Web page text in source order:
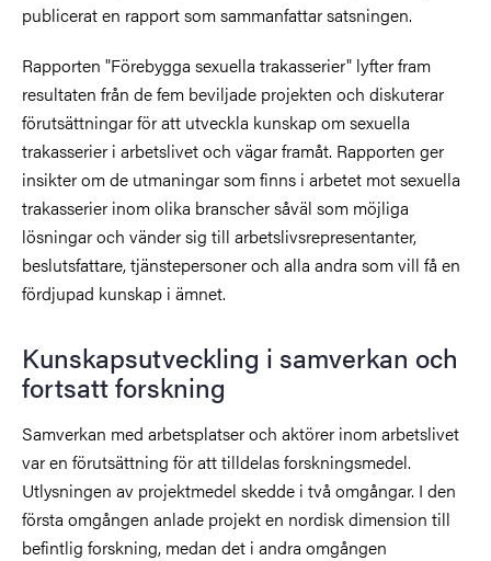
publicerat en rapport som sammanfattar satsningen.
Rapporten "Förebygga sexuella trakasserier" lyfter fram
resultaten från de fem beviljade projekten och diskuterar
förutsättningar för att utveckla kunskap om sexuella
trakasserier i arbetslivet och vägar framåt. Rapporten ger
insikter om de utmaningar som finns i arbetet mot sexuella
trakasserier inom olika branscher såväl som möjliga
lösningar och vänder sig till arbetslivsrepresentanter,
beslutsfattare, tjänstepersoner och alla andra som vill få en
fördjupad kunskap i ämnet.
Kunskapsutveckling i samverkan och
fortsatt forskning
Samverkan med arbetsplatser och aktörer inom arbetslivet
var en förutsättning för att tilldelas forskningsmedel.
Utlysningen av projektmedel skedde i två omgångar. I den
första omgången anlade projekt en nordisk dimension till
befintlig forskning, medan det i andra omgången